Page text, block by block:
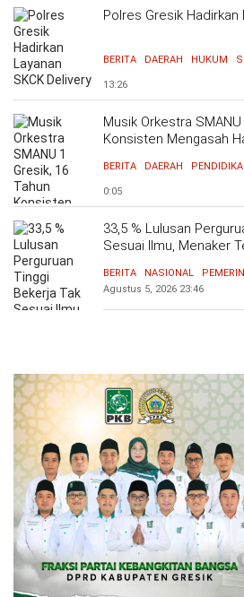
Polres Gresik Hadirkan
BERITA DAERAH HUKUM
13:26
Musik Orkestra
Konsisten Mengasah
BERITA DAERAH
0:05
33,5 % Lulusan
Sesuai Ilmu, Menaker
BERITA NASIONAL
Agustus 5, 2026 23:46